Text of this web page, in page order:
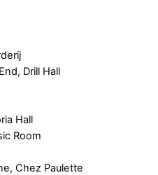
Drill Hall
Hall
Room
Chez Paulette